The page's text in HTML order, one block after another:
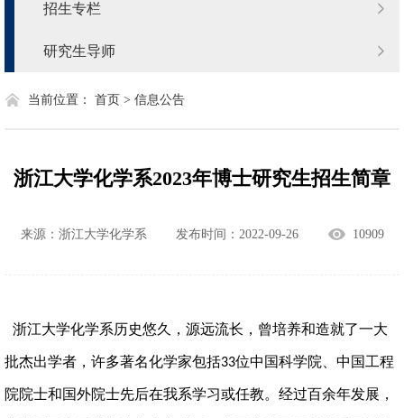
招生专栏
研究生导师
当前位置： 首页 > 信息公告
浙江大学化学系2023年博士研究生招生简章
来源：浙江大学化学系 发布时间：2022-09-26 10909
浙江大学化学系历史悠久，源远流长，曾培养和造就了一大
批杰出学者，许多著名化学家包括33位中国科学院、中国工程
院院士和国外院士先后在我系学习或任教。经过百余年发展，